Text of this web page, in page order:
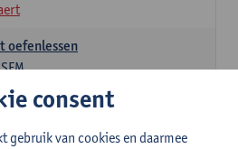
oefenlessen
Veronik Bogaert
Yann Morard
De Putte
consent
gebruik van cookies en daarmee